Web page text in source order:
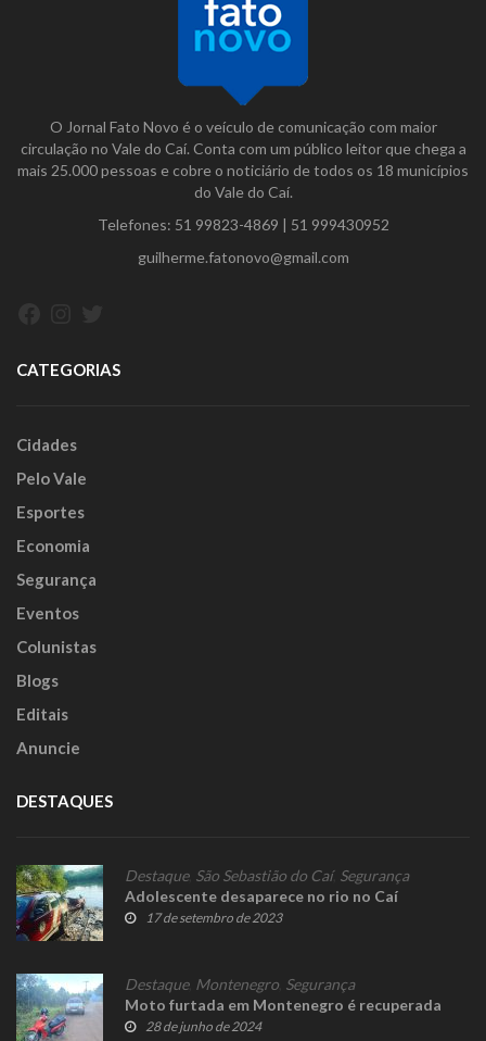
O Jornal Fato Novo é o veículo de comunicação com maior
circulação no Vale do Caí. Conta com um público leitor que chega a
mais 25.000 pessoas e cobre o noticiário de todos os 18 municípios
do Vale do Caí.
Telefones: 51 99823-4869 | 51 999430952
guilherme.fatonovo@gmail.com
CATEGORIAS
Cidades
Pelo Vale
Esportes
Economia
Segurança
Eventos
Colunistas
Blogs
Editais
Anuncie
DESTAQUES
Destaque, São Sebastião do Caí, Segurança
Adolescente desaparece no rio no Caí
17 de setembro de 2023
Destaque, Montenegro Segurança
Moto furtada em Montenegro é recuperada
28 de junho de 2024